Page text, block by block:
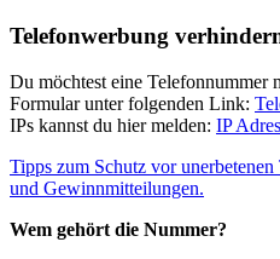
Telefonwerbung
Du möchtest eine Telefonnummer
Formular unter folgenden Link:
IPs kannst du hier melden: IP
Tipps zum Schutz vor
und Gewinnmitteilungen.
Wem gehört die Nummer?